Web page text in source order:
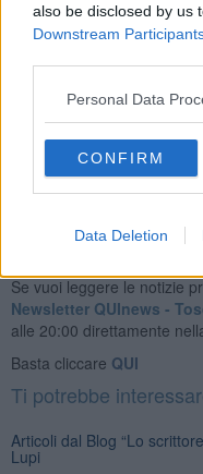
also be disclosed by us
Downstream
Personal Data
CONFIRM
Data Deletion
Enrico Guerrini e Gordiano
Se vuoi leggere le notizie
Newsletter QUInews -
alle 20:00 direttamente
Basta cliccare QUI
Ti potrebbe
Articoli dal Blog “Lo
Lupi